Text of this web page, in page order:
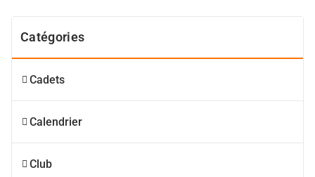
Catégories
Cadets
Calendrier
Club